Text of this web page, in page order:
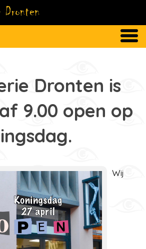
Dronten is
9.00 open op
Wij